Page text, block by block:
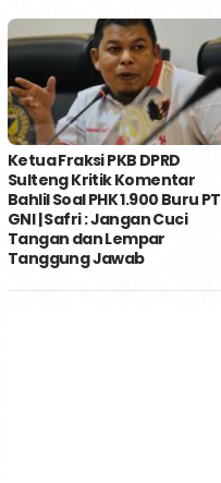
Ketua Fraksi PKB DPRD
Sulteng Kritik Komentar
Bahlil Soal PHK 1.900 Buru PT
GNI | Safri : Jangan Cuci
Tangan dan Lempar
Tanggung Jawab